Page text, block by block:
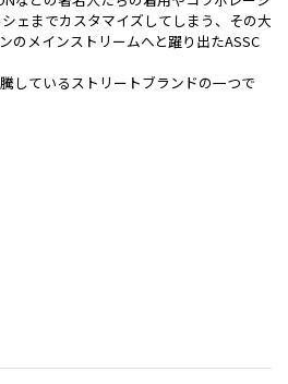
ェまでカスタマイズしてしまう、その大
のメインストリームへと躍り出たASSC
しているストリートブランドの一つで